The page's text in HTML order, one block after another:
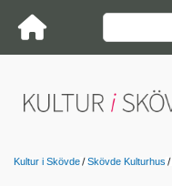
Kultur i Skövde Skövde Kulturhus